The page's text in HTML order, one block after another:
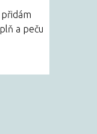
a peču